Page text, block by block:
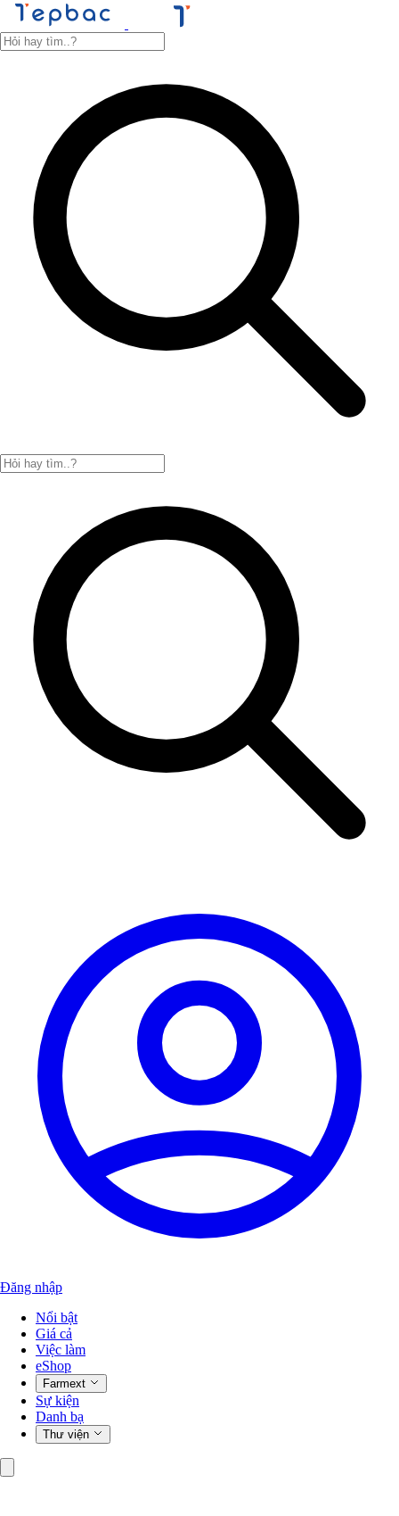
Đăng nhập
Nổi bật
Giá cả
Việc làm
eShop
Farmext
Sự kiện
Danh bạ
Thư viện